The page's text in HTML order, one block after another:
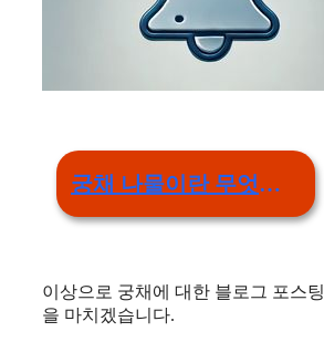
궁채 나물이란 무엇인지
이상으로 궁채에 대한 블로그 포스팅
을 마치겠습니다.